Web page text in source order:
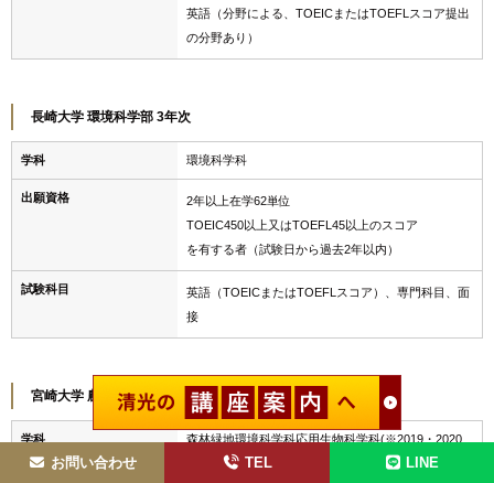
英語（分野による、TOEICまたはTOEFLスコア提出
の分野あり）
長崎大学 環境科学部 3年次
学科 環境科学科
出願資格
2年以上在学62単位
TOEIC450以上又はTOEFL45以上のスコア
を有する者（試験日から過去2年以内）
試験科目
英語（TOEICまたはTOEFLスコア）、専門科目、面
接
宮崎大学 農学部 3年次
学科
森林緑地環境科学科応用生物科学科(※2019・2020
年度は募集なし）
お問い合わせ TEL LINE